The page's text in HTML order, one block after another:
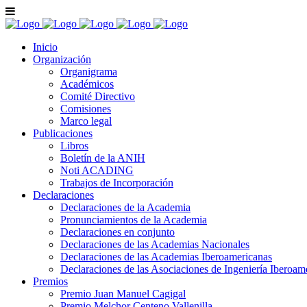
Inicio
Organización
Organigrama
Académicos
Comité Directivo
Comisiones
Marco legal
Publicaciones
Libros
Boletín de la ANIH
Noti ACADING
Trabajos de Incorporación
Declaraciones
Declaraciones de la Academia
Pronunciamientos de la Academia
Declaraciones en conjunto
Declaraciones de las Academias Nacionales
Declaraciones de las Academias Iberoamericanas
Declaraciones de las Asociaciones de Ingeniería
Premios
Premio Juan Manuel Cagigal